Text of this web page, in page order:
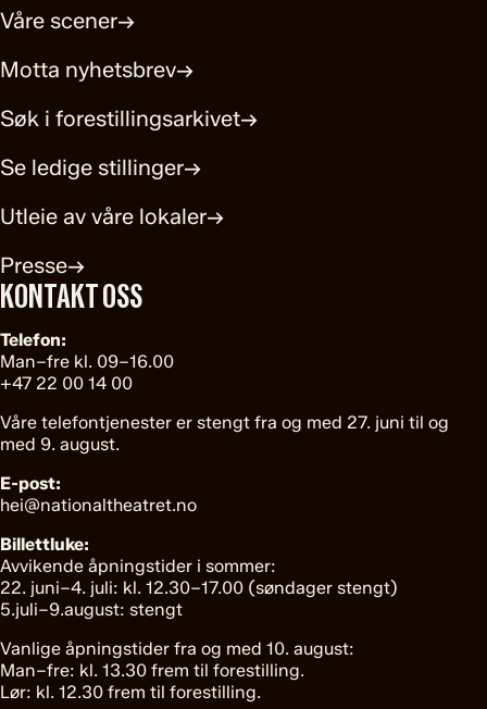
Våre scener→
Motta nyhetsbrev→
Søk i forestillingsarkivet→
Se ledige stillinger→
Utleie av våre lokaler→
Presse→
KONTAKT OSS
Telefon:
Man–fre kl. 09–16.00
+47 22 00 14 00
Våre telefontjenester er stengt fra og med 27. juni til og
med 9. august.
E-post:
hei@nationaltheatret.no
Billettluke:
Avvikende åpningstider i sommer:
22. juni–4. juli: kl. 12.30–17.00 (søndager stengt)
5.juli–9.august: stengt
Vanlige åpningstider fra og med 10. august:
Man–fre: kl. 13.30 frem til forestilling.
Lør: kl. 12.30 frem til forestilling.